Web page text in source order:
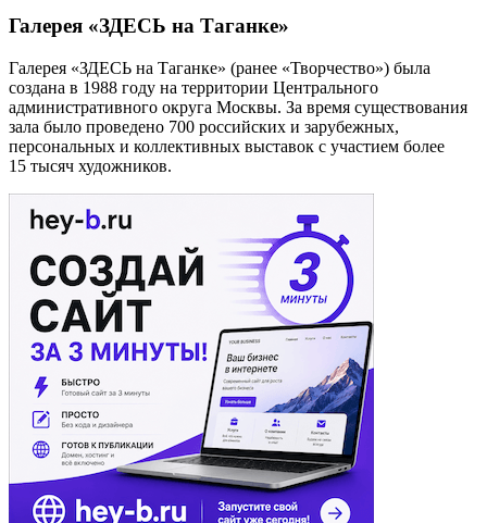
Галерея «ЗДЕСЬ на Таганке»
Галерея «ЗДЕСЬ на Таганке» (ранее «Творчество») была
создана в 1988 году на территории Центрального
административного округа Москвы. За время существования
зала было проведено 700 российских и зарубежных,
персональных и коллективных выставок с участием более
15 тысяч художников.